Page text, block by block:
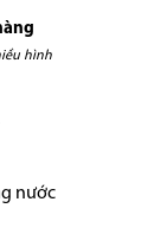
hình
nước